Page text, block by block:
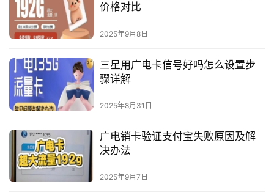
价格对比
2025年9月8日
三星用广电卡信号好吗怎么设置步
骤详解
2025年8月31日
广电销卡验证支付宝失败原因及解
决办法
2025年9月7日